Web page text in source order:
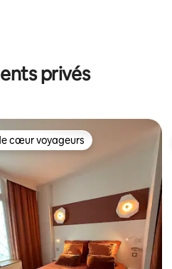
privés
cœur voyageurs
cœur voyageurs